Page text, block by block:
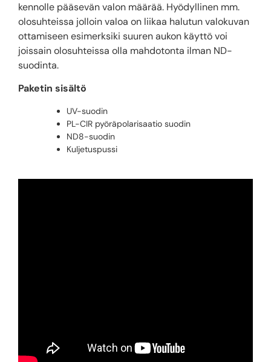
kennolle pääsevän valon määrää. Hyödyllinen mm.
olosuhteissa jolloin valoa on liikaa halutun valokuvan
ottamiseen esimerksiki suuren aukon käyttö voi
joissain olosuhteissa olla mahdotonta ilman ND-
suodinta.
Paketin sisältö
UV-suodin
PL-CIR pyöräpolarisaatio suodin
ND8-suodin
Kuljetuspussi